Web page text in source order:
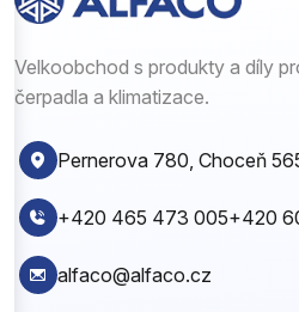
Velkoobchod s produkty a díly
čerpadla a klimatizace.
Pernerova 780, Choceň
+420 465 473 005+420
alfaco@alfaco.cz